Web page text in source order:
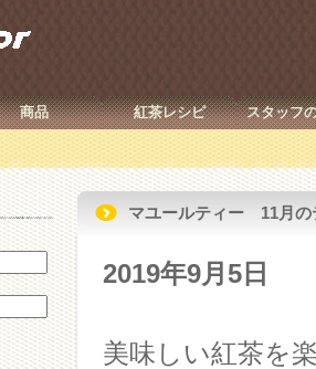
商品 紅茶レシピ スタッフ
マユールティー 11月の
2019年9月5日
美味しい紅茶を